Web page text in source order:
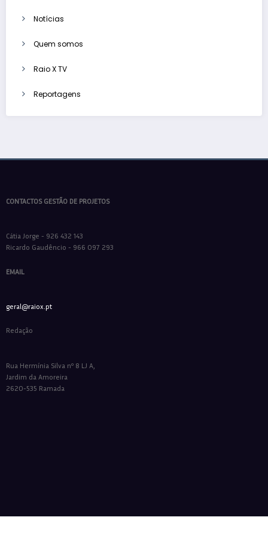
Notícias
Quem somos
Raio X TV
Reportagens
CONTACTOS GESTÃO DE PROJETOS
Cátia Jorge - 926 432 143
Ricardo Gaudêncio - 966 097 293
EMAIL
geral@raiox.pt
Redação
Rua Hermínia Silva nº 8 LJ A,
Jardim da Amoreira
2620-535 Ramada